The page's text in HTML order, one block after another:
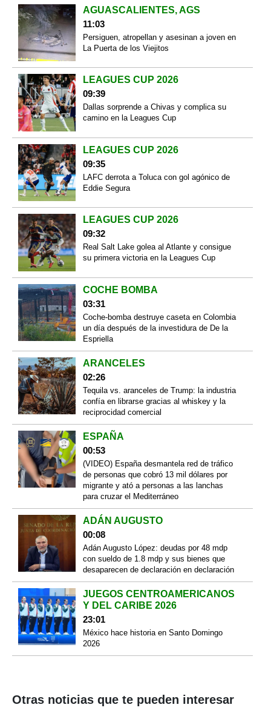
AGUASCALIENTES, AGS
11:03
Persiguen, atropellan y asesinan a joven en
La Puerta de los Viejitos
LEAGUES CUP 2026
09:39
Dallas sorprende a Chivas y complica su
camino en la Leagues Cup
LEAGUES CUP 2026
09:35
LAFC derrota a Toluca con gol agónico de
Eddie Segura
LEAGUES CUP 2026
09:32
Real Salt Lake golea al Atlante y consigue
su primera victoria en la Leagues Cup
COCHE BOMBA
03:31
Coche-bomba destruye caseta en Colombia
un día después de la investidura de De la
Espriella
ARANCELES
02:26
Tequila vs. aranceles de Trump: la industria
confía en librarse gracias al whiskey y la
reciprocidad comercial
ESPAÑA
00:53
(VIDEO) España desmantela red de tráfico
de personas que cobró 13 mil dólares por
migrante y ató a personas a las lanchas
para cruzar el Mediterráneo
ADÁN AUGUSTO
00:08
Adán Augusto López: deudas por 48 mdp
con sueldo de 1.8 mdp y sus bienes que
desaparecen de declaración en declaración
JUEGOS CENTROAMERICANOS
Y DEL CARIBE 2026
23:01
México hace historia en Santo Domingo
2026
Otras noticias que te pueden interesar